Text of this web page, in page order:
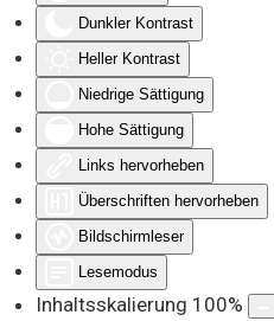
Dunkler Kontrast
Heller Kontrast
Niedrige Sättigung
Hohe Sättigung
Links hervorheben
Überschriften hervorheben
Bildschirmleser
Lesemodus
Inhaltsskalierung 100%